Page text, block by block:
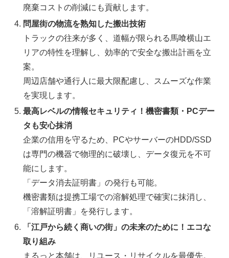
廃棄コストの削減にも貢献します。
問屋街の物流を熟知した搬出技術
トラックの往来が多く、道幅が限られる馬喰横山エ
リアの特性を理解し、効率的で安全な搬出計画を立
案。
周辺店舗や通行人に最大限配慮し、スムーズな作業
を実現します。
最高レベルの情報セキュリティ！機密書類・PCデー
タも安心抹消
企業の信用を守るため、PCやサーバーのHDD/SSD
は専門の機器で物理的に破壊し、データ復元を不可
能にします。
「データ消去証明書」の発行も可能。
機密書類は提携工場での溶解処理で確実に抹消し、
「溶解証明書」を発行します。
「江戸から続く商いの街」の未来のために！エコな
取り組み
まるっと本舗は、リユース・リサイクルを最優先。